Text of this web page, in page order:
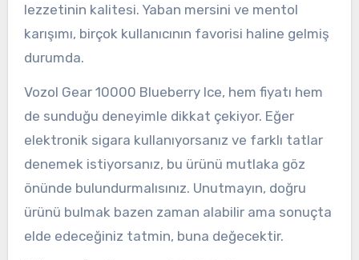
lezzetinin kalitesi. Yaban mersini ve mentol
karışımı, birçok kullanıcının favorisi haline gelmiş
durumda.
Vozol Gear 10000 Blueberry Ice, hem fiyatı hem
de sunduğu deneyimle dikkat çekiyor. Eğer
elektronik sigara kullanıyorsanız ve farklı tatlar
denemek istiyorsanız, bu ürünü mutlaka göz
önünde bulundurmalısınız. Unutmayın, doğru
ürünü bulmak bazen zaman alabilir ama sonuçta
elde edeceğiniz tatmin, buna değecektir.